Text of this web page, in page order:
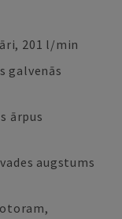
201 l/min
galvenās
ārpus
augstums